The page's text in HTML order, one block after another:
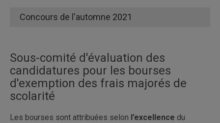
Concours de l'automne 2021
Sous-comité d'évaluation des
candidatures pour les bourses
d'exemption des frais majorés de
scolarité
Les bourses sont attribuées selon l’excellence du